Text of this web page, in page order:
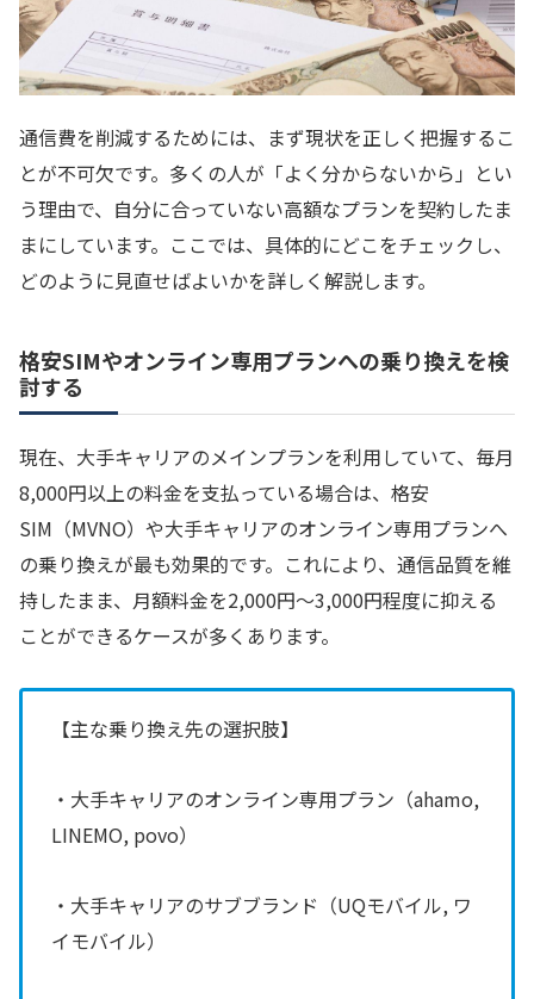
通信費を削減するためには、まず現状を正しく把握するこ
とが不可欠です。多くの人が「よく分からないから」とい
う理由で、自分に合っていない高額なプランを契約したま
まにしています。ここでは、具体的にどこをチェックし、
どのように見直せばよいかを詳しく解説します。
格安SIMやオンライン専用プランへの乗り換えを検
討する
現在、大手キャリアのメインプランを利用していて、毎月
8,000円以上の料金を支払っている場合は、格安
SIM（MVNO）や大手キャリアのオンライン専用プランへ
の乗り換えが最も効果的です。これにより、通信品質を維
持したまま、月額料金を2,000円〜3,000円程度に抑える
ことができるケースが多くあります。
【主な乗り換え先の選択肢】
・大手キャリアのオンライン専用プラン（ahamo,
LINEMO, povo）
・大手キャリアのサブブランド（UQモバイル, ワ
イモバイル）